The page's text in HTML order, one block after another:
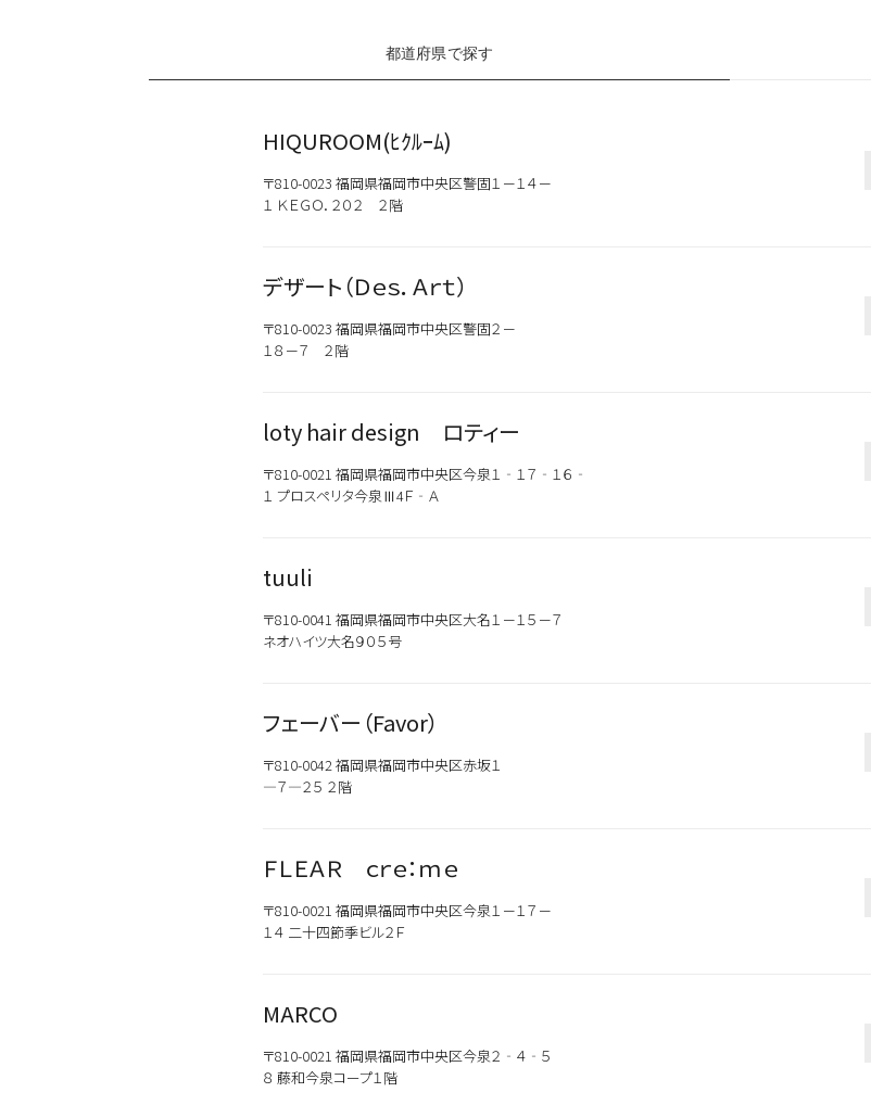
都道府県で探す
HIQUROOM(ﾋｸﾙｰﾑ)
〒810-0023 福岡県福岡市中央区警固１－１４－
１ ＫＥＧＯ．２０２ ２階
デザート（Ｄｅｓ．Ａｒｔ）
〒810-0023 福岡県福岡市中央区警固２－
１８－７ ２階
loty hair design ロティー
〒810-0021 福岡県福岡市中央区今泉１‐１７‐１６‐
１ プロスペリタ今泉Ⅲ4Ｆ‐Ａ
tuuli
〒810-0041 福岡県福岡市中央区大名１－１５－７
ネオハイツ大名９０５号
フェーバー（Favor）
〒810-0042 福岡県福岡市中央区赤坂１
―７―２５ ２階
ＦＬＥＡＲ ｃｒｅ：ｍｅ
〒810-0021 福岡県福岡市中央区今泉１－１７－
１４ 二十四節季ビル２Ｆ
MARCO
〒810-0021 福岡県福岡市中央区今泉２‐４‐５
８ 藤和今泉コープ１階